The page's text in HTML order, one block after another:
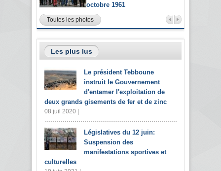
octobre 1961
Toutes les photos
Les plus lus
Le président Tebboune
instruit le Gouvernement
d'entamer l'exploitation de
deux grands gisements de fer et de zinc
08 juil 2020 |
Législatives du 12 juin:
Suspension des
manifestations sportives et
culturelles